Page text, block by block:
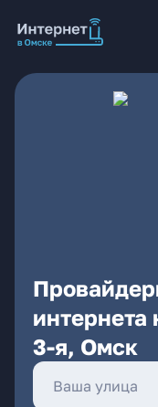
интернета
3-я, Омск